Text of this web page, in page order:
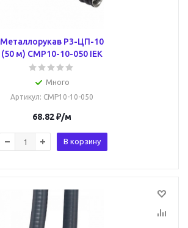
Металлорукав Р3-ЦП-10
(50 м) CMP10-10-050 IEK
Много
Артикул: CMP10-10-050
68.82₽/м
В корзину